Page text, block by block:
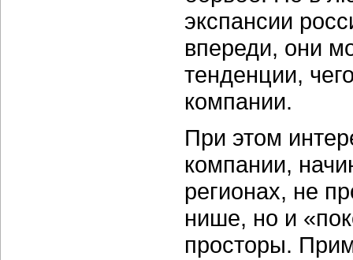
экспансии
впереди, они
тенденции,
компании.
При этом
компании,
регионах, не
нише, но и
просторы.